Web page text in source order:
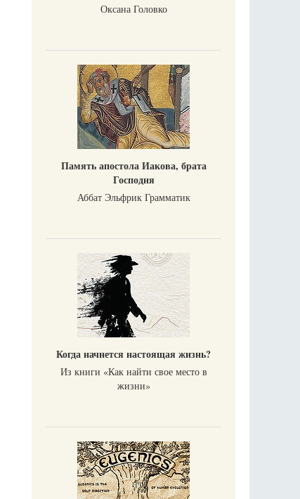
Оксана Головко
Память апостола Иакова, брата
Господня
Аббат Эльфрик Грамматик
Когда начнется настоящая жизнь?
Из книги «Как найти свое место в
жизни​»